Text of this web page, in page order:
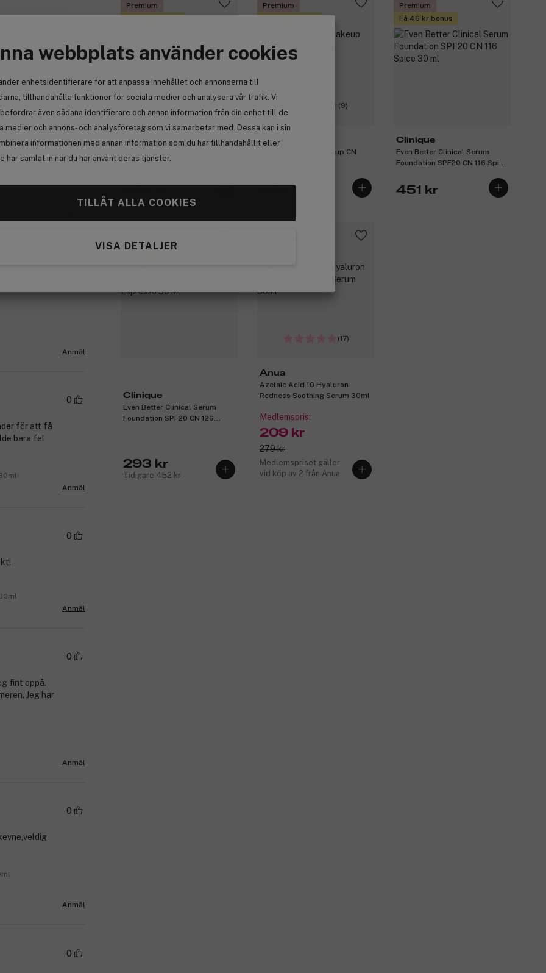
webbplats använder cookies
enhetsidentifierare för att anpassa innehållet och annonserna till
tillhandahålla funktioner för sociala medier och analysera vår trafik. Vi
även sådana identifierare och annan information från din enhet till de
medier och annons- och analysföretag som vi samarbetar med. Dessa kan i sin
informationen med annan information som du har tillhandahållit eller
har samlat in när du har använt deras tjänster.
TILLÅT ALLA COOKIES
VISA DETALJER
Premium
Clinique
+ Concealer 118Cn Amber 30
Premium
(9)
Clinique
Superbalanced Makeup CN
Premium
Få 46 kr bonus
Clinique
Even Better Clinical Serum
Foundation SPF20 CN 116 Spice
451 kr
Outlet
Clinique
Even Better Clinical Serum
Foundation SPF20 CN 126
293 kr
Tidigare 452 kr
(17)
Anua
Azelaic Acid 10 Hyaluron
Redness Soothing Serum 30ml
Medlemspris:
209 kr
279 kr
Medlemspriset gäller
vid köp av 2 från Anua
Anmäl
0
för att få
bara fel
Anmäl
0
Anmäl
0
fint oppå.
Jeg har
Anmäl
0
Anmäl
0